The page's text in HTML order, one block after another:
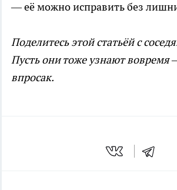
— её можно исправить без
Поделитесь этой статьёй с
Пусть они тоже узнают вовремя
впросак.